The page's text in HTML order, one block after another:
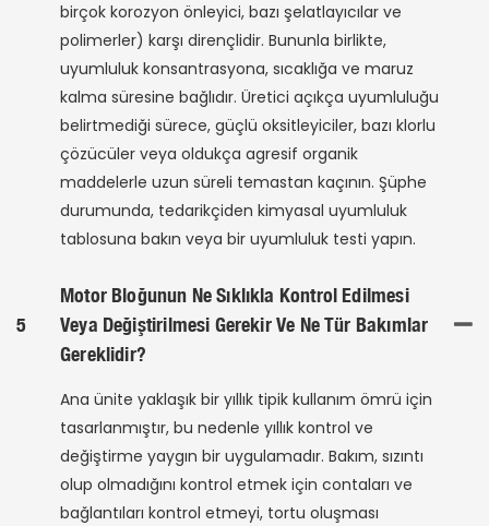
birçok korozyon önleyici, bazı şelatlayıcılar ve
polimerler) karşı dirençlidir. Bununla birlikte,
uyumluluk konsantrasyona, sıcaklığa ve maruz
kalma süresine bağlıdır. Üretici açıkça uyumluluğu
belirtmediği sürece, güçlü oksitleyiciler, bazı klorlu
çözücüler veya oldukça agresif organik
maddelerle uzun süreli temastan kaçının. Şüphe
durumunda, tedarikçiden kimyasal uyumluluk
tablosuna bakın veya bir uyumluluk testi yapın.
5
Motor Bloğunun Ne Sıklıkla Kontrol Edilmesi
Veya Değiştirilmesi Gerekir Ve Ne Tür Bakımlar
Gereklidir?
Ana ünite yaklaşık bir yıllık tipik kullanım ömrü için
tasarlanmıştır, bu nedenle yıllık kontrol ve
değiştirme yaygın bir uygulamadır. Bakım, sızıntı
olup olmadığını kontrol etmek için contaları ve
bağlantıları kontrol etmeyi, tortu oluşması